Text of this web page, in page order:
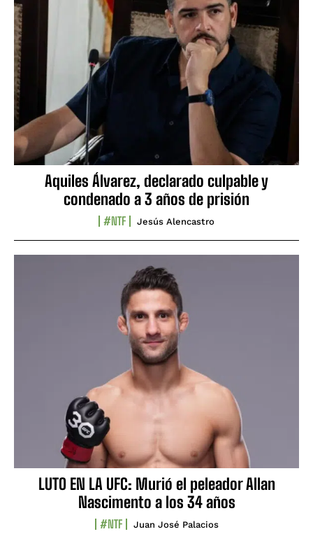
Aquiles Álvarez, declarado culpable y
condenado a 3 años de prisión
#NTF Jesús Alencastro
LUTO EN LA UFC: Murió el peleador Allan
Nascimento a los 34 años
#NTF Juan José Palacios